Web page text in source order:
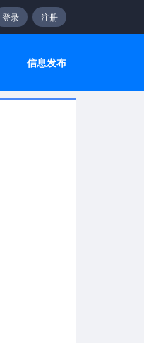
登录 注册
信息发布